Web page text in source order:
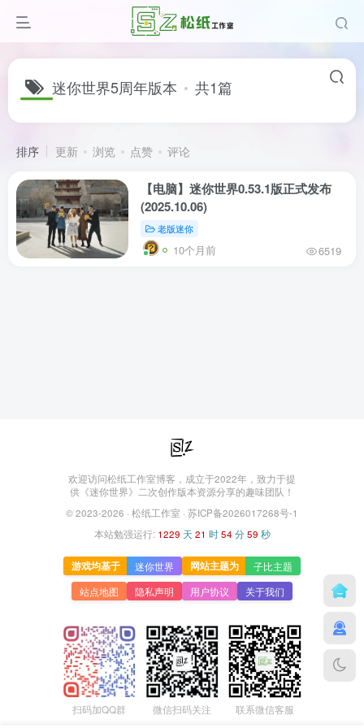
迷你世界5周年版本 共1篇
排序 更新 浏览 点赞 评论
【电脑】迷你世界0.53.1版正式发布
(2025.10.06)
老版迷你
10个月前 6519
欢迎访问松纸工作室博客，成立于2022年，致力于提
供《迷你世界》二次创作版本资源分享的趣味团队！
© 2023-2026 · 松纸工作室 · 苏ICP备2026017268号-1
本站勉强运行: 1229 天 21 时54 分59 秒
游戏均基于 迷你世界 网站主题为
子比主题
站点地图
隐私声明 用户协议 关于我们
扫码加QQ群 微信扫码关注 联系微信客服